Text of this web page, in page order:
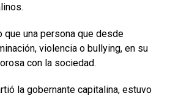
una persona que desde
violencia o bullying, en su
con la sociedad.
la gobernante capitalina, estuvo